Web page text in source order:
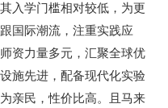
入学门槛相对较低，为更
国际潮流，注重实践应
资力量多元，汇聚全球优
施先进，配备现代化实验
亲民，性价比高。且马来